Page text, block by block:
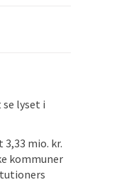
lyset i
mio. kr.
kommuner